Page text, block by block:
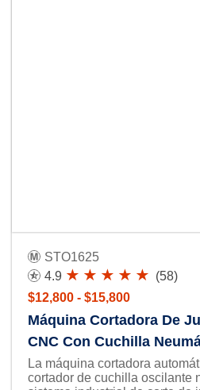
STO1625
4.9
(58)
$12,800 - $15,800
Máquina Cortadora De
CNC Con Cuchilla
La máquina cortadora
cortador de cuchilla oscilante